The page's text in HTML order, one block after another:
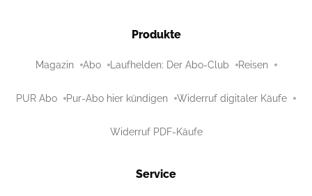
Produkte
Magazin Abo Laufhelden: Der Abo-Club Reisen
PUR Abo Pur-Abo hier kündigen Widerruf digitaler Käufe
Widerruf PDF-Käufe
Service